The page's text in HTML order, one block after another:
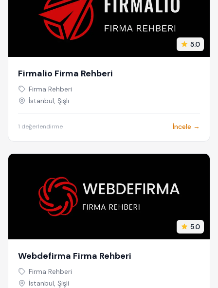
5.0
Firmalio Firma Rehberi
Firma Rehberi
İstanbul, Şişli
1 değerlendirme İncele →
5.0
Webdefirma Firma Rehberi
Firma Rehberi
İstanbul, Şişli